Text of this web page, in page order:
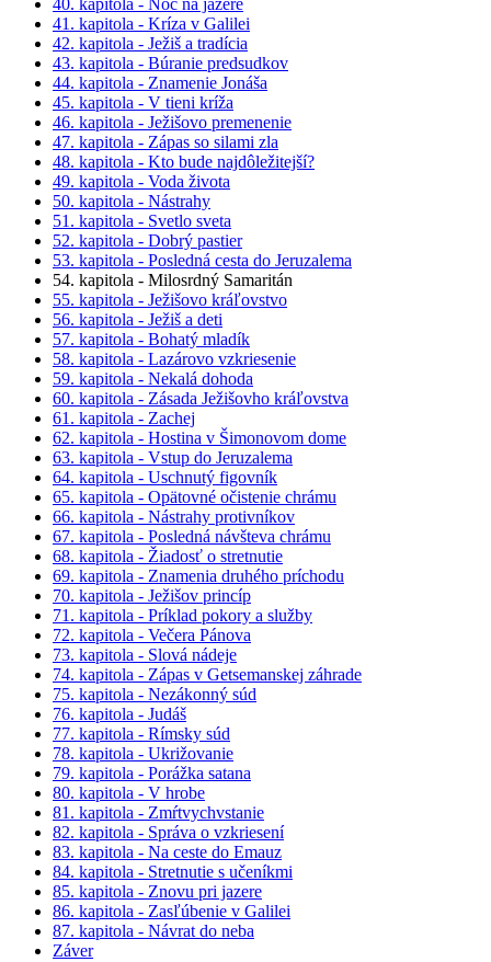
40. kapitola - Noc na jazere
41. kapitola - Kríza v Galilei
42. kapitola - Ježiš a tradícia
43. kapitola - Búranie predsudkov
44. kapitola - Znamenie Jonáša
45. kapitola - V tieni kríža
46. kapitola - Ježišovo premenenie
47. kapitola - Zápas so silami zla
48. kapitola - Kto bude najdôležitejší?
49. kapitola - Voda života
50. kapitola - Nástrahy
51. kapitola - Svetlo sveta
52. kapitola - Dobrý pastier
53. kapitola - Posledná cesta do Jeruzalema
54. kapitola - Milosrdný Samaritán
55. kapitola - Ježišovo kráľovstvo
56. kapitola - Ježiš a deti
57. kapitola - Bohatý mladík
58. kapitola - Lazárovo vzkriesenie
59. kapitola - Nekalá dohoda
60. kapitola - Zásada Ježišovho kráľovstva
61. kapitola - Zachej
62. kapitola - Hostina v Šimonovom dome
63. kapitola - Vstup do Jeruzalema
64. kapitola - Uschnutý figovník
65. kapitola - Opätovné očistenie chrámu
66. kapitola - Nástrahy protivníkov
67. kapitola - Posledná návšteva chrámu
68. kapitola - Žiadosť o stretnutie
69. kapitola - Znamenia druhého príchodu
70. kapitola - Ježišov princíp
71. kapitola - Príklad pokory a služby
72. kapitola - Večera Pánova
73. kapitola - Slová nádeje
74. kapitola - Zápas v Getsemanskej záhrade
75. kapitola - Nezákonný súd
76. kapitola - Judáš
77. kapitola - Rímsky súd
78. kapitola - Ukrižovanie
79. kapitola - Porážka satana
80. kapitola - V hrobe
81. kapitola - Zmŕtvychvstanie
82. kapitola - Správa o vzkriesení
83. kapitola - Na ceste do Emauz
84. kapitola - Stretnutie s učeníkmi
85. kapitola - Znovu pri jazere
86. kapitola - Zasľúbenie v Galilei
87. kapitola - Návrat do neba
Záver